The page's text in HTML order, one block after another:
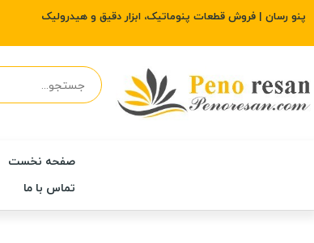
پنو رسان | فروش قطعات پنوماتیک، ابزار دقیق و هیدرولیک
صفحه نخست
تماس با ما